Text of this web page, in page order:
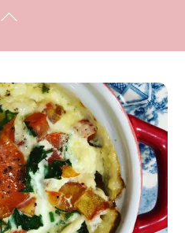
Back
Top